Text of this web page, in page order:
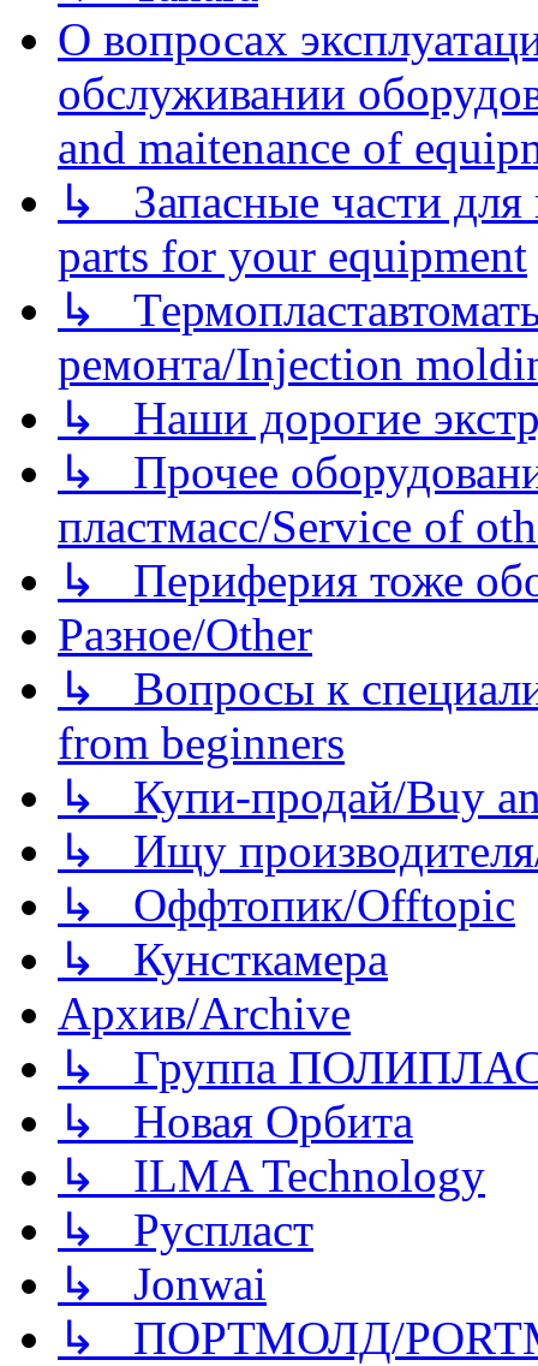
О вопросах
обслуживании
and maitenance of
↳ Запасные части для
parts for your equipment
↳
ремонта/Injection
↳ Наши дорогие
↳ Прочее
пластмасс/Service of
↳ Периферия тоже
Разное/Other
↳ Вопросы к
from beginners
↳ Купи-продай/Buy
↳ Ищу
↳ Оффтопик/Offtopic
↳ Кунсткамера
Архив/Archive
↳ Группа
↳ Новая Орбита
↳ ILMA Technology
↳ Руспласт
↳ Jonwai
↳ ПОРТМОЛД/